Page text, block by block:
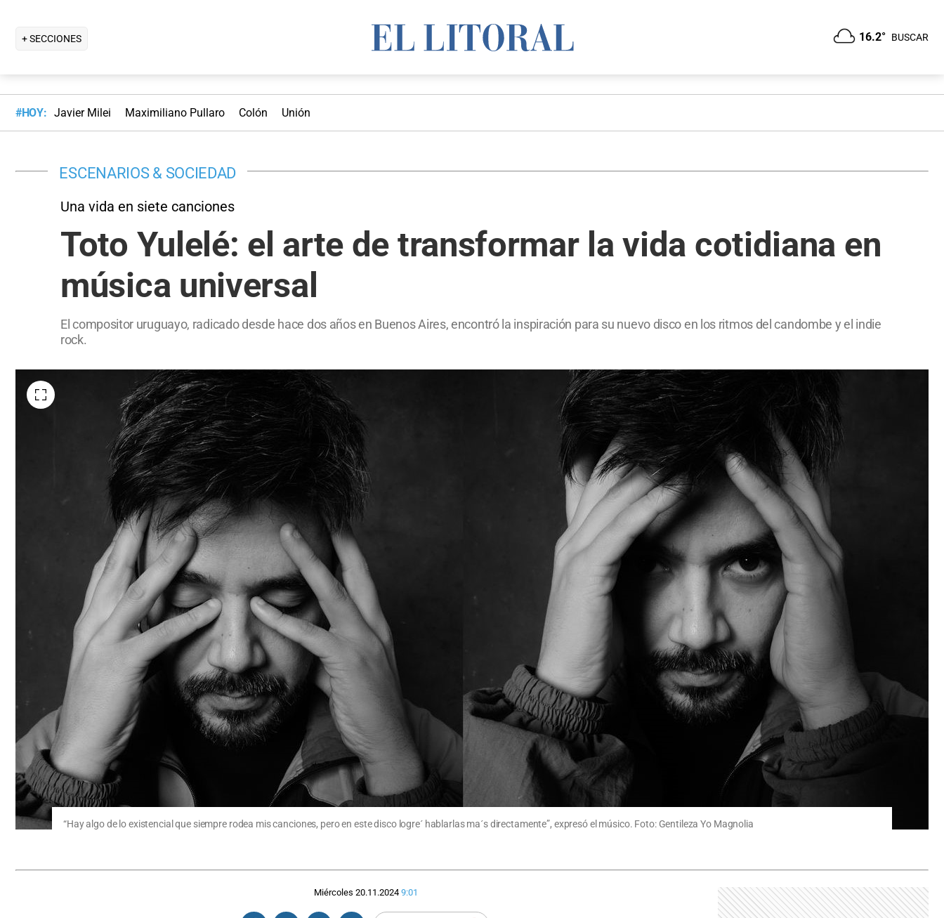
+ SECCIONES 16.2° BUSCAR
#HOY: Javier Milei Maximiliano Pullaro Colón Unión
ESCENARIOS & SOCIEDAD
Una vida en siete canciones
Toto Yulelé: el arte de transformar la vida cotidiana en
música universal
El compositor uruguayo, radicado desde hace dos años en Buenos Aires, encontró la inspiración para su nuevo disco en los ritmos del candombe y el indie
rock.
“Hay algo de lo existencial que siempre rodea mis canciones, pero en este disco logre´ hablarlas ma´s directamente”, expresó el músico. Foto: Gentileza Yo Magnolia
Miércoles 20.11.2024 9:01